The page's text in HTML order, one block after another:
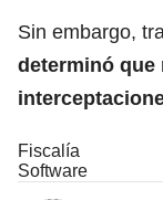
Sin embargo,
determinó que
Fiscalía
Software